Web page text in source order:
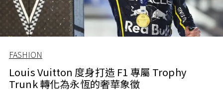
FASHION
Louis Vuitton 度身打造 F1 專屬 Trophy
Trunk 轉化為永恆的奢華象徵